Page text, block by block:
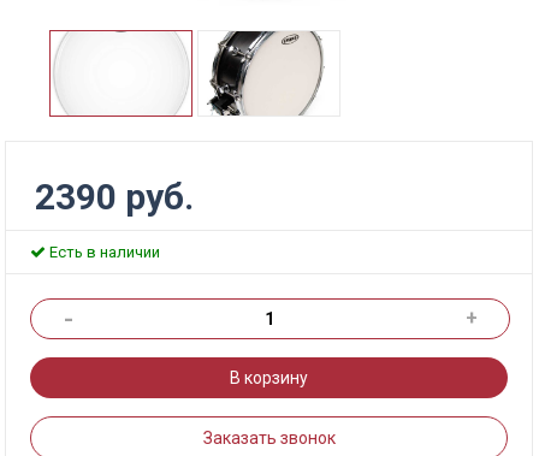
2390 руб.
Есть в наличии
- +
В корзину
Заказать звонок